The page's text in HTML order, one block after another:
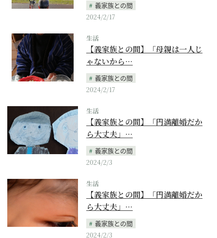
義家族との間
2024/2/17
生活
【義家族との間】「母親は一人じ
ゃないから…
義家族との間
2024/2/17
生活
【義家族との間】「円満離婚だか
ら大丈夫」…
義家族との間
2024/2/3
生活
【義家族との間】「円満離婚だか
ら大丈夫」…
義家族との間
2024/2/3